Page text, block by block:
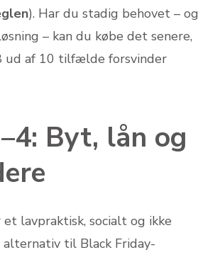
). Har du stadig behovet – og
– kan du købe det senere,
ud af 10 tilfælde forsvinder
Byt, lån og
lavpraktisk, socialt og ikke
til Black Friday-